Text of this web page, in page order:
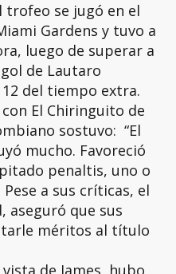
trofeo se jugó en el
Gardens y tuvo a
luego de superar a
de Lautaro
del tiempo extra.
El Chiringuito de
sostuvo: “El
mucho. Favoreció
penaltis, uno o
a sus críticas, el
aseguró que sus
méritos al título
de James, hubo